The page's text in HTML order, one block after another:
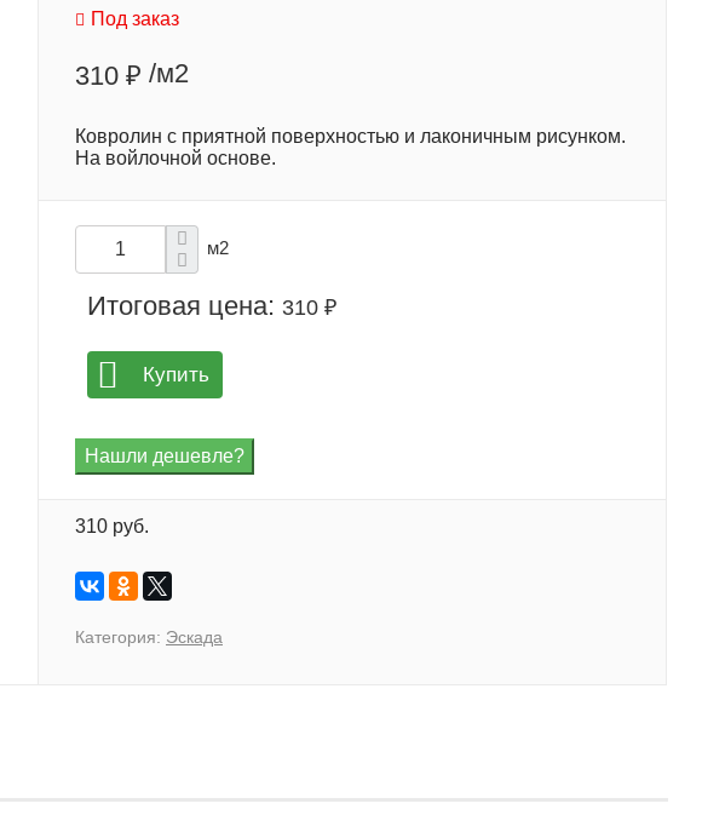
Под заказ
310 ₽ /м2
Ковролин с приятной поверхностью и лаконичным рисунком.
На войлочной основе.
м2
Итоговая цена: 310 ₽
Купить
310 руб.
Категория: Эскада